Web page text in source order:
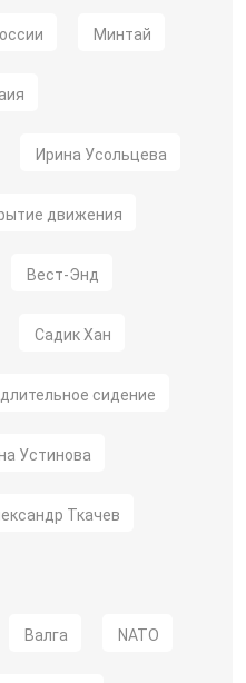
Минтай
Ирина Усольцева
движения
Вест-Энд
Садик Хан
длительное сидение
Устинова
Ткачев
Валга NATO